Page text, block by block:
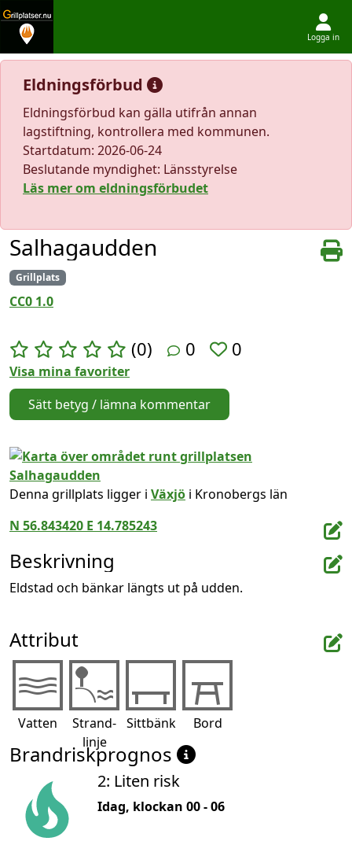
Hoppa till innehållet
Logga in
Eldningsförbud
Eldningsförbud kan gälla utifrån annan
lagstiftning, kontrollera med kommunen.
Startdatum: 2026-06-24
Beslutande myndighet: Länsstyrelse
Läs mer om eldningsförbudet
Salhagaudden
Grillplats
CC0 1.0
(0) 0 0
Visa mina favoriter
Sätt betyg / lämna kommentar
Denna grillplats ligger i Växjö i Kronobergs län
N 56.843420 E 14.785243
Beskrivning
Eldstad och bänkar längts ut på udden.
Attribut
Vatten
Strand-
linje
Sittbänk Bord
Brandriskprognos
2: Liten risk
Idag, klockan 00 - 06